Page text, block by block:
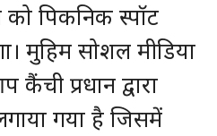
पिकनिक स्पॉट
मुहिम सोशल मीडिया
प्रधान द्वारा
गया है जिसमें